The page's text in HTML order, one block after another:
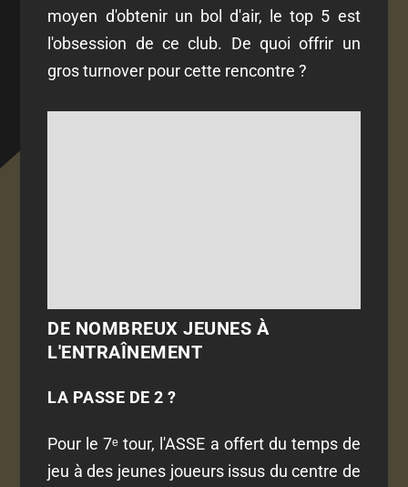
moyen d'obtenir un bol d'air, le top 5 est
l'obsession de ce club. De quoi offrir un
gros turnover pour cette rencontre ?
DE NOMBREUX JEUNES À
L'ENTRAÎNEMENT
LA PASSE DE 2 ?
Pour le 7ᵉ tour, l'ASSE a offert du temps de
jeu à des jeunes joueurs issus du centre de